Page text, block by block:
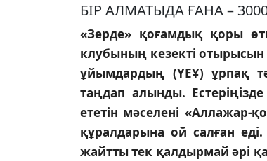
БIР АЛМАТЫДА ҒАНА –
«Зерде» қоғамдық қоры
клубының кезектi отырысын
ұйымдардың (ҮЕҰ) ұрпақ
таңдап алынды.
ететiн мәселенi «Аллажар-
құралдарына ой салған
жайтты тек қалдырмай әрi